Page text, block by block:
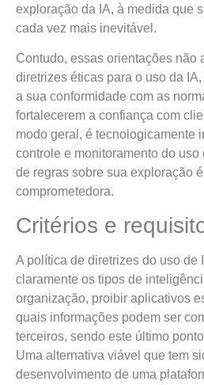
exploração da IA, à medida que
cada vez mais inevitável.
Contudo, essas orientações não
diretrizes éticas para o uso da
a sua conformidade com as
fortalecerem a confiança com
modo geral, é tecnologicamente
controle e monitoramento do uso
de regras sobre sua exploração
comprometedora.
Critérios e
A política de diretrizes do uso de
claramente os tipos de
organização, proibir aplicativos
quais informações podem ser
terceiros, sendo este último
Uma alternativa viável que tem
desenvolvimento de uma